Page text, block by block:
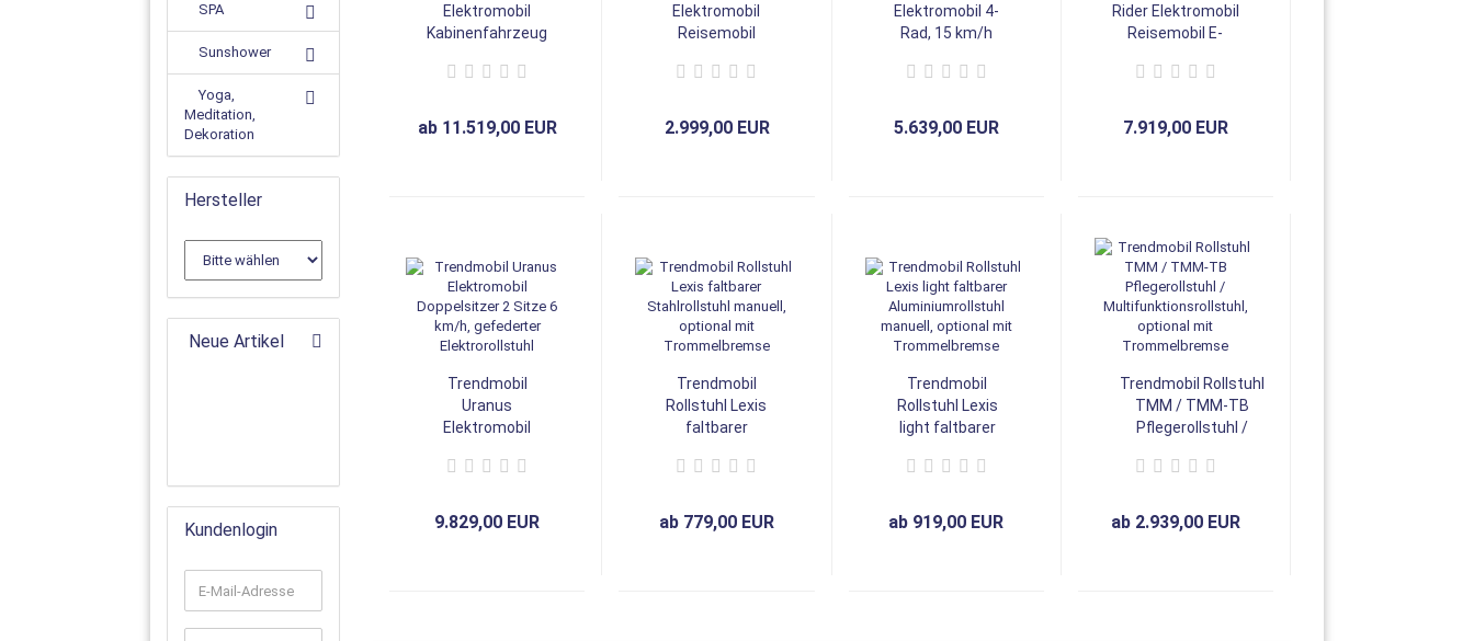
Elektromobil
Kabinenfahrzeug
ab 11.519,00 EUR
Elektromobil
Reisemobil
elektrisch
2.999,00 EUR
Elektromobil 4-
Rad, 15 km/h
5.639,00 EUR
Rider Elektromobil
Reisemobil E-
7.919,00 EUR
Trendmobil
Uranus
Elektromobil
Sitze 6 km/h,
Elektrorollstuhl
9.829,00 EUR
Trendmobil
Rollstuhl Lexis
faltbarer
manuell, optional
Trommelbremse
ab 779,00 EUR
Trendmobil
Rollstuhl Lexis
light faltbarer
manuell, optional
Trommelbremse
ab 919,00 EUR
Trendmobil Rollstuhl
TMM / TMM-TB
Pflegerollstuhl /
optional mit
ab 2.939,00 EUR
SPA
Sunshower
Yoga,
Meditation,
Dekoration
Hersteller
Neue Artikel
Kundenlogin